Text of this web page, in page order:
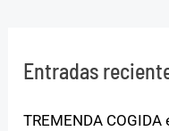
Entradas
TREMENDA